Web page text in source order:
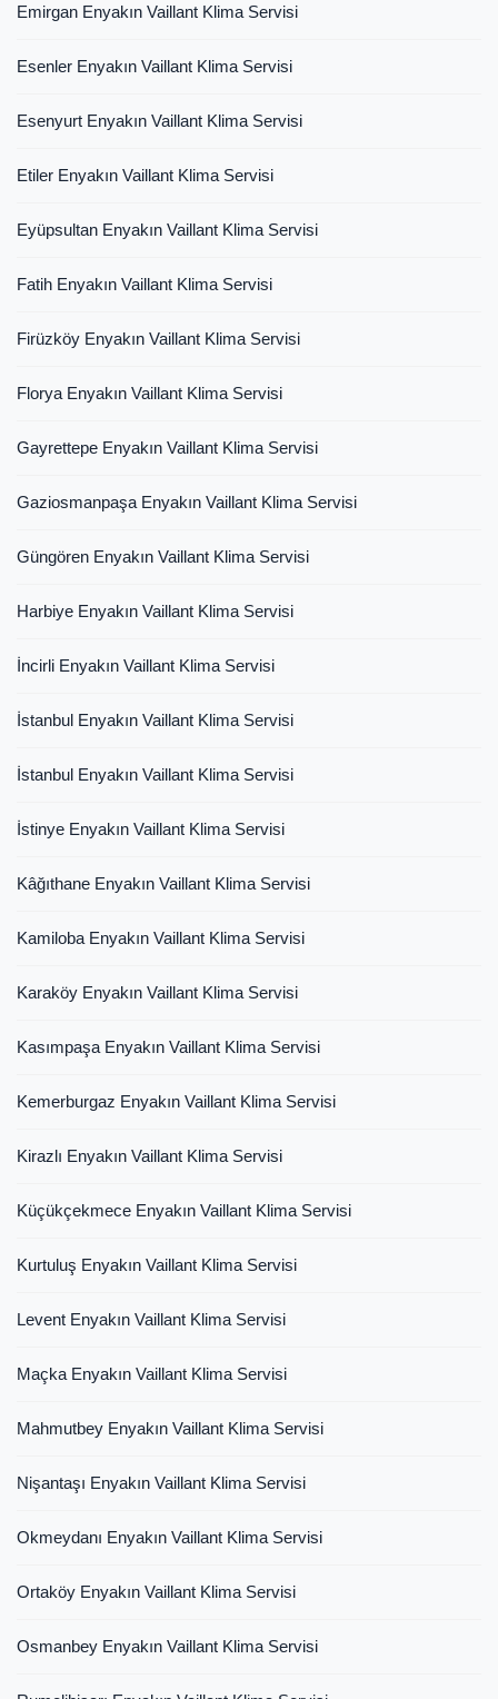
Emirgan Enyakın Vaillant Klima Servisi
Esenler Enyakın Vaillant Klima Servisi
Esenyurt Enyakın Vaillant Klima Servisi
Etiler Enyakın Vaillant Klima Servisi
Eyüpsultan Enyakın Vaillant Klima Servisi
Fatih Enyakın Vaillant Klima Servisi
Firüzköy Enyakın Vaillant Klima Servisi
Florya Enyakın Vaillant Klima Servisi
Gayrettepe Enyakın Vaillant Klima Servisi
Gaziosmanpaşa Enyakın Vaillant Klima Servisi
Güngören Enyakın Vaillant Klima Servisi
Harbiye Enyakın Vaillant Klima Servisi
İncirli Enyakın Vaillant Klima Servisi
İstanbul Enyakın Vaillant Klima Servisi
İstanbul Enyakın Vaillant Klima Servisi
İstinye Enyakın Vaillant Klima Servisi
Kâğıthane Enyakın Vaillant Klima Servisi
Kamiloba Enyakın Vaillant Klima Servisi
Karaköy Enyakın Vaillant Klima Servisi
Kasımpaşa Enyakın Vaillant Klima Servisi
Kemerburgaz Enyakın Vaillant Klima Servisi
Kirazlı Enyakın Vaillant Klima Servisi
Küçükçekmece Enyakın Vaillant Klima Servisi
Kurtuluş Enyakın Vaillant Klima Servisi
Levent Enyakın Vaillant Klima Servisi
Maçka Enyakın Vaillant Klima Servisi
Mahmutbey Enyakın Vaillant Klima Servisi
Nişantaşı Enyakın Vaillant Klima Servisi
Okmeydanı Enyakın Vaillant Klima Servisi
Ortaköy Enyakın Vaillant Klima Servisi
Osmanbey Enyakın Vaillant Klima Servisi